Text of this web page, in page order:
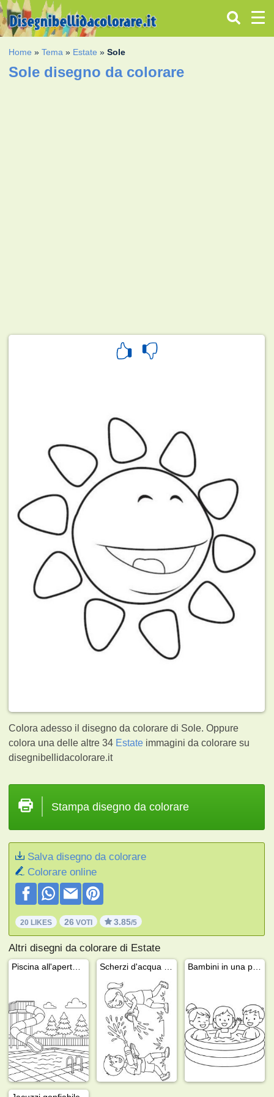
Home »Tema » Estate »Sole
Sole disegno da colorare
Colora adesso il disegno da colorare di Sole. Oppure
colora una delle altre 34 Estate immagini da colorare su
disegnibellidacolorare.it
Stampa disegno da colorare
Salva disegno da colorare
Colorare online
20 LIKES 26 VOTI 3.85/5
Altri disegni da colorare di Estate